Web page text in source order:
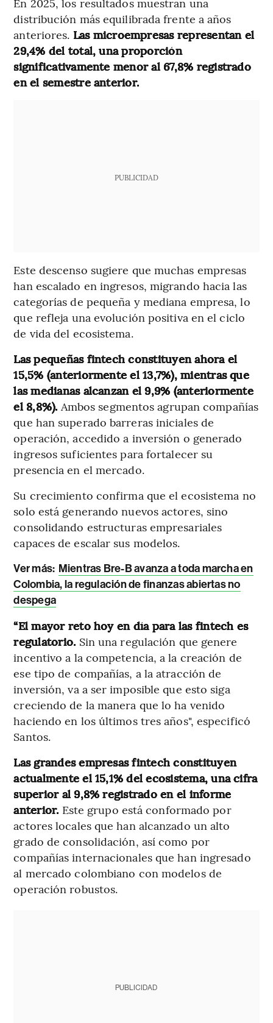
distribución más equilibrada frente a años
anteriores. Las microempresas representan el
29,4% del total, una proporción
significativamente menor al 67,8% registrado
en el semestre anterior.
PUBLICIDAD
Este descenso sugiere que muchas empresas
han escalado en ingresos, migrando hacia las
categorías de pequeña y mediana empresa, lo
que refleja una evolución positiva en el ciclo
de vida del ecosistema.
Las pequeñas fintech constituyen ahora el
15,5% (anteriormente el 13,7%), mientras que
las medianas alcanzan el 9,9% (anteriormente
el 8,8%). Ambos segmentos agrupan compañías
que han superado barreras iniciales de
operación, accedido a inversión o generado
ingresos suficientes para fortalecer su
presencia en el mercado.
Su crecimiento confirma que el ecosistema no
solo está generando nuevos actores, sino
consolidando estructuras empresariales
capaces de escalar sus modelos.
Ver más: Mientras Bre-B avanza a toda marcha en
Colombia, la regulación de finanzas abiertas no
despega
“El mayor reto hoy en día para las fintech es
regulatorio. Sin una regulación que genere
incentivo a la competencia, a la creación de
ese tipo de compañías, a la atracción de
inversión, va a ser imposible que esto siga
creciendo de la manera que lo ha venido
haciendo en los últimos tres años", especificó
Santos.
Las grandes empresas fintech constituyen
actualmente el 15,1% del ecosistema, una cifra
superior al 9,8% registrado en el informe
anterior. Este grupo está conformado por
actores locales que han alcanzado un alto
grado de consolidación, así como por
compañías internacionales que han ingresado
al mercado colombiano con modelos de
operación robustos.
PUBLICIDAD